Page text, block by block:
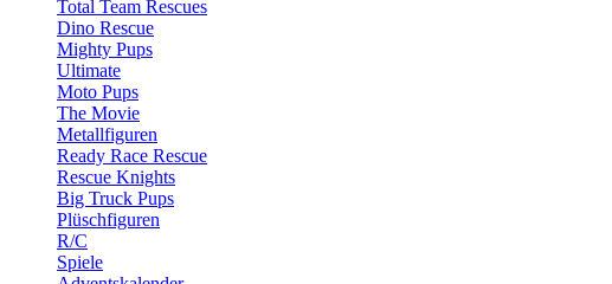
Total Team Rescues
Dino Rescue
Mighty Pups
Ultimate
Moto Pups
The Movie
Metallfiguren
Ready Race Rescue
Rescue Knights
Big Truck Pups
Plüschfiguren
R/C
Spiele